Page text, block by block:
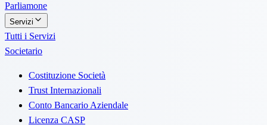
Parliamone
Servizi
Tutti i Servizi
Societario
Costituzione Società
Trust Internazionali
Conto Bancario Aziendale
Licenza CASP